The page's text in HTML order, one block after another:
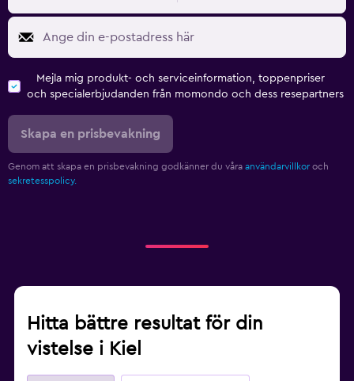
Mejla mig produkt- och serviceinformation, toppenpriser
och specialerbjudanden från momondo och dess resepartners
Skapa en prisbevakning
Genom att skapa en prisbevakning godkänner du våra användarvillkor och
sekretesspolicy.
Hitta bättre resultat för din
vistelse i Kiel